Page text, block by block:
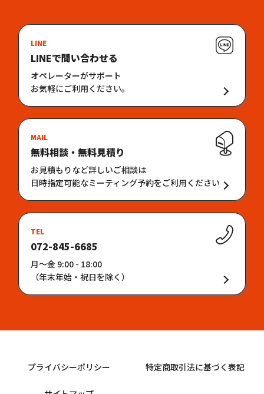
LINE
LINEで問い合わせる
オペレーターがサポート
お気軽にご利用ください。
MAIL
無料相談・無料見積り
お見積もりなど詳しいご相談は
日時指定可能なミーティング予約をご利用ください
TEL
072-845-6685
月〜金 9:00 - 18:00
（年末年始・祝日を除く）
プライバシーポリシー 特定商取引法に基づく表記